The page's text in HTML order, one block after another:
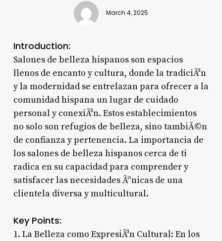
March 4, 2025
Introduction:
Salones de belleza hispanos son espacios
llenos de encanto y cultura, donde la tradiciÃ³n
y la modernidad se entrelazan para ofrecer a la
comunidad hispana un lugar de cuidado
personal y conexiÃ³n. Estos establecimientos
no solo son refugios de belleza, sino tambiÃ©n
de confianza y pertenencia. La importancia de
los salones de belleza hispanos cerca de ti
radica en su capacidad para comprender y
satisfacer las necesidades Ãºnicas de una
clientela diversa y multicultural.
Key Points:
1. La Belleza como ExpresiÃ³n Cultural: En los